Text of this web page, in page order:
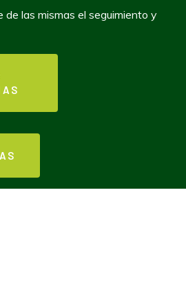
Tu familia
de las mismas el seguimiento y